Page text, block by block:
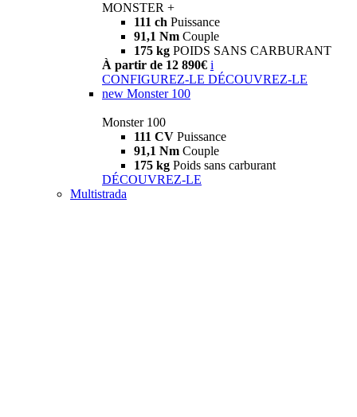
MONSTER +
111 ch Puissance
91,1 Nm Couple
175 kg POIDS SANS CARBURANT
À partir de 12 890€ i
CONFIGUREZ-LE DÉCOUVREZ-LE
new Monster 100
Monster 100
111 CV Puissance
91,1 Nm Couple
175 kg Poids sans carburant
DÉCOUVREZ-LE
Multistrada